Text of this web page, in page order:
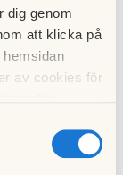
dig genom
att klicka på
av cookies för